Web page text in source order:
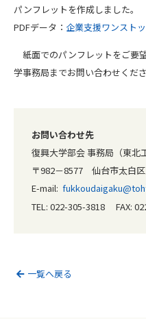
パンフレットを作成しました。
PDFデータ： 企業支援ワンスト
紙面でのパンフレットをご要
学事務局までお問い合わせくださ
お問い合わせ先
復興大学部会 事務局（東北
〒982－8577 仙台市太白
E-mail:
TEL: 022-305-3818 FAX:
一覧へ戻る